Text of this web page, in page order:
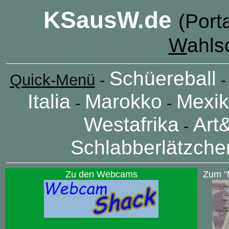
KSausW.de
W
Quick-Menü - Schüereball
Italia - Marokko -
Westafrika-
Zu den Webcams Zum